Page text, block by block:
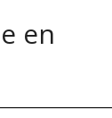
en